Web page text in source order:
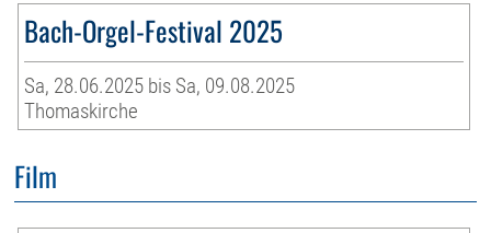
Bach-Orgel-Festival 2025
Sa, 28.06.2025 bis Sa, 09.08.2025
Thomaskirche
Film